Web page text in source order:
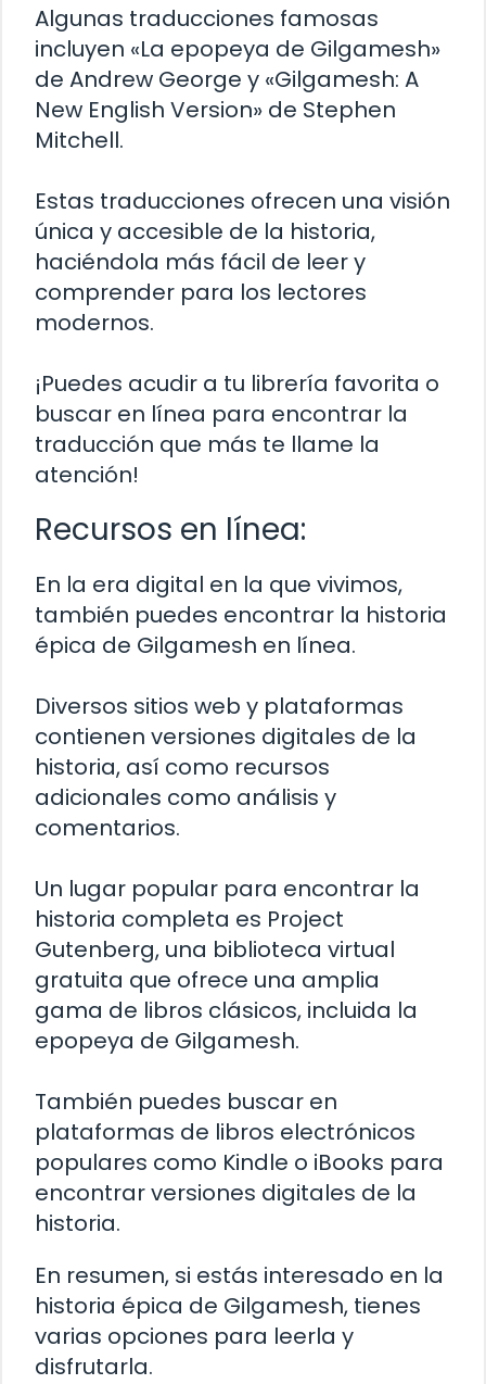
Algunas traducciones famosas
incluyen «La epopeya de Gilgamesh»
de Andrew George y «Gilgamesh: A
New English Version» de Stephen
Mitchell.
Estas traducciones ofrecen una visión
única y accesible de la historia,
haciéndola más fácil de leer y
comprender para los lectores
modernos.
¡Puedes acudir a tu librería favorita o
buscar en línea para encontrar la
traducción que más te llame la
atención!
Recursos en línea:
En la era digital en la que vivimos,
también puedes encontrar la historia
épica de Gilgamesh en línea.
Diversos sitios web y plataformas
contienen versiones digitales de la
historia, así como recursos
adicionales como análisis y
comentarios.
Un lugar popular para encontrar la
historia completa es Project
Gutenberg, una biblioteca virtual
gratuita que ofrece una amplia
gama de libros clásicos, incluida la
epopeya de Gilgamesh.
También puedes buscar en
plataformas de libros electrónicos
populares como Kindle o iBooks para
encontrar versiones digitales de la
historia.
En resumen, si estás interesado en la
historia épica de Gilgamesh, tienes
varias opciones para leerla y
disfrutarla.